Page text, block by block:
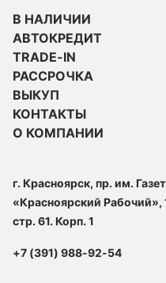
В НАЛИЧИИ
АВТОКРЕДИТ
TRADE-IN
РАССРОЧКА
ВЫКУП
КОНТАКТЫ
О КОМПАНИИ
г. Красноярск, пр. им.
«Красноярский Рабочий»,
стр. 61. Корп. 1
+7 (391) 988-92-54